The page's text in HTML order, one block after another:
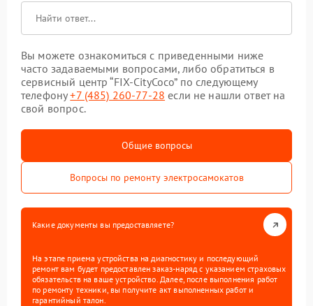
Вы можете ознакомиться с приведенными ниже
часто задаваемыми вопросами, либо обратиться в
сервисный центр “FIX-CityCoco” по следующему
телефону+7 (485) 260-77-28 если не нашли ответ на
свой вопрос.
Общие вопросы
Вопросы по ремонту электросамокатов
Какие документы вы предоставляете?
На этапе приема устройства на диагностику и последующий
ремонт вам будет предоставлен заказ-наряд с указанием страховых
обязательств на ваше устройство. Далее, после выполнения работ
по ремонту техники, вы получите акт выполненных работ и
гарантийный талон.